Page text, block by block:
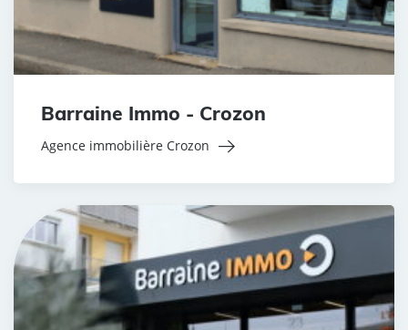
Barraine Immo - Crozon
Agence immobilière Crozon